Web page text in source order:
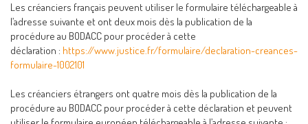
Les créanciers français peuvent utiliser le formulaire téléchargeable à
l’adresse suivante et ont deux mois dès la publication de la
procédure au BODACC pour procéder à cette
déclaration : https://www.justice.fr/formulaire/declaration-creances-
formulaire-1002101
Les créanciers étrangers ont quatre mois dès la publication de la
procédure au BODACC pour procéder à cette déclaration et peuvent